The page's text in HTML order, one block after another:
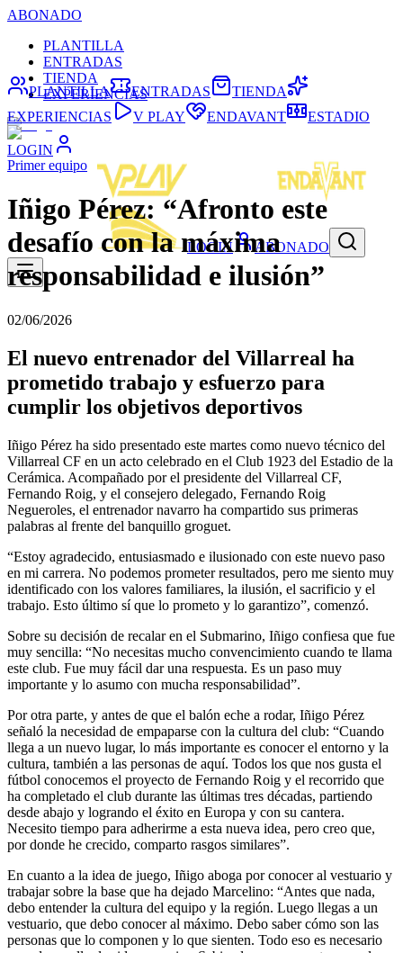
ABONADO
PLANTILLA
ENTRADAS
TIENDA
EXPERIENCIAS
LOGIN
LOGIN ABONADO
PLANTILLA ENTRADAS
TIENDA
EXPERIENCIAS
V PLAY ENDAVANT ESTADIO
Primer equipo
Iñigo Pérez: “Afronto este
desafío con la máxima
responsabilidad e ilusión”
02/06/2026
El nuevo entrenador del Villarreal ha
prometido trabajo y esfuerzo para
cumplir los objetivos deportivos
Iñigo Pérez ha sido presentado este martes como nuevo técnico del
Villarreal CF en un acto celebrado en el Club 1923 del Estadio de la
Cerámica. Acompañado por el presidente del Villarreal CF,
Fernando Roig, y el consejero delegado, Fernando Roig
Negueroles, el entrenador navarro ha compartido sus primeras
palabras al frente del banquillo groguet.
“Estoy agradecido, entusiasmado e ilusionado con este nuevo paso
en mi carrera. No podemos prometer resultados, pero me siento muy
identificado con los valores familiares, la ilusión, el sacrificio y el
trabajo. Esto último sí que lo prometo y lo garantizo”, comenzó.
Sobre su decisión de recalar en el Submarino, Iñigo confiesa que fue
muy sencilla: “No necesitas mucho convencimiento cuando te llama
este club. Fue muy fácil dar una respuesta. Es un paso muy
importante y lo asumo con mucha responsabilidad”.
Por otra parte, y antes de que el balón eche a rodar, Iñigo Pérez
señaló la necesidad de empaparse con la cultura del club: “Cuando
llega a un nuevo lugar, lo más importante es conocer el entorno y la
cultura, también a las personas de aquí. Todos los que nos gusta el
fútbol conocemos el proyecto de Fernando Roig y el recorrido que
ha completado el club durante las últimas tres décadas, partiendo
desde abajo y logrando el éxito en Europa y con su cantera.
Necesito tiempo para adherirme a esta nueva idea, pero creo que,
por donde he crecido, comparto rasgos similares”.
En cuanto a la idea de juego, Iñigo aboga por conocer al vestuario y
trabajar sobre la base que ha dejado Marcelino: “Antes que nada,
debo entender la cultura del equipo y la región. Luego llegas a un
vestuario, que debo conocer al máximo. Debo saber cómo son las
personas que lo componen y lo que sienten. Todo eso es necesario